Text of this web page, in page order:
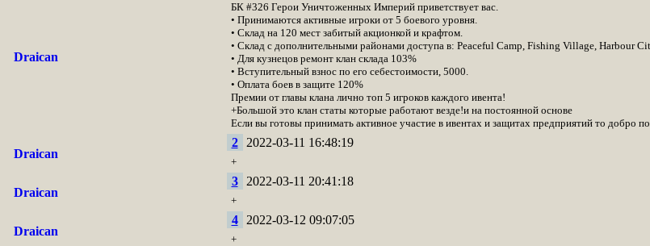
Draican
БК #326 Герои Уничтоженных Империй приветствует вас.
• Принимаются активные игроки от 5 боевого уровня.
• Склад на 120 мест забитый акционкой и крафтом.
• Склад с дополнительными районами доступа в: Peaceful Camp, Fishing Village, Harbour
• Для кузнецов ремонт клан склада 103%
• Вступительный взнос по его себестоимости, 5000.
• Оплата боев в защите 120%
Премии от главы клана лично топ 5 игроков каждого ивента!
+Большой это клан статы которые работают везде!и на постоянной основе
Если вы готовы принимать активное участие в ивентах и защитах предприятий то добро
Draican
2 2022-03-11 16:48:19
+
Draican
3 2022-03-11 20:41:18
+
Draican
4 2022-03-12 09:07:05
+